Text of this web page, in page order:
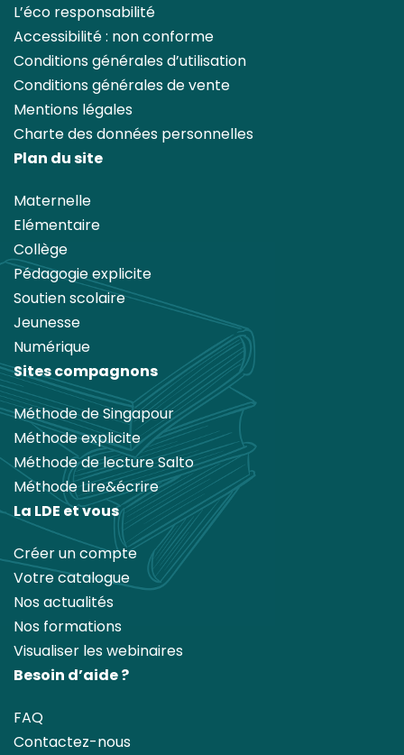
L’éco responsabilité
Accessibilité : non conforme
Conditions générales d’utilisation
Conditions générales de vente
Mentions légales
Charte des données personnelles
Plan du site
Maternelle
Elémentaire
Collège
Pédagogie explicite
Soutien scolaire
Jeunesse
Numérique
Sites compagnons
Méthode de Singapour
Méthode explicite
Méthode de lecture Salto
Méthode Lire&écrire
La LDE et vous
Créer un compte
Votre catalogue
Nos actualités
Nos formations
Visualiser les webinaires
Besoin d’aide ?
FAQ
Contactez-nous